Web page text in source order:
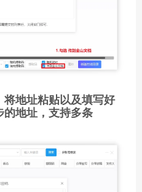
地址粘贴以及填写好
的地址，支持多条